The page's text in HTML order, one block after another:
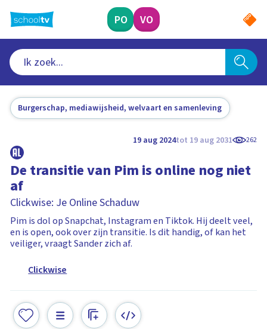
naar
hoofdinhoud
PO VO
Burgerschap, mediawijsheid, welvaart en samenleving
19 aug 2024tot 19 aug 2031 262
De transitie van Pim is online nog niet
af
Clickwise: Je Online Schaduw
Pim is dol op Snapchat, Instagram en Tiktok. Hij deelt veel,
en is open, ook over zijn transitie. Is dit handig, of kan het
veiliger, vraagt Sander zich af.
Clickwise